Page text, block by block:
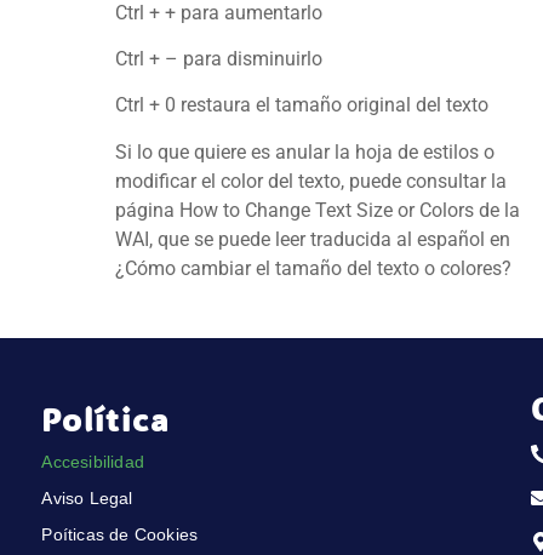
Ctrl + + para aumentarlo
Ctrl + – para disminuirlo
Ctrl + 0 restaura el tamaño original del texto
Si lo que quiere es anular la hoja de estilos o
modificar el color del texto, puede consultar la
página How to Change Text Size or Colors de la
WAI, que se puede leer traducida al español en
¿Cómo cambiar el tamaño del texto o colores?
Política
Accesibilidad
Aviso Legal
Poíticas de Cookies